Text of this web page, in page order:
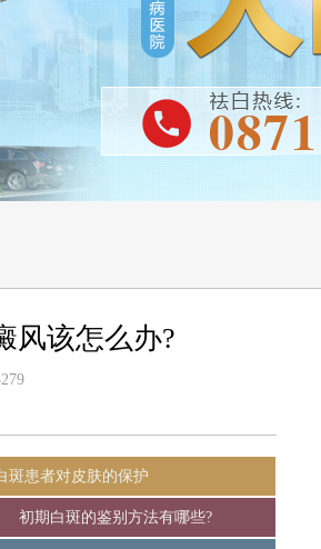
风该怎么办?
斑患者对皮肤的保护
初期白斑的鉴别方法有哪些?